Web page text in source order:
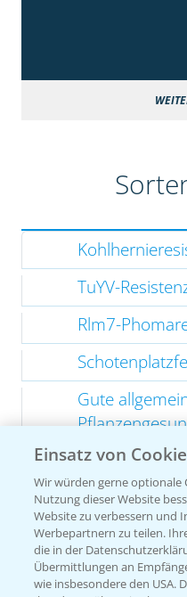
TuYV-
Rlm7-
Gute
Kompakte
Einsatz von
Wir würden gerne optionale
Nutzung dieser Website
Website zu verbessern und
Werbepartnern zu teilen.
die in der
Übermittlungen an
wie insbesondere den USA.